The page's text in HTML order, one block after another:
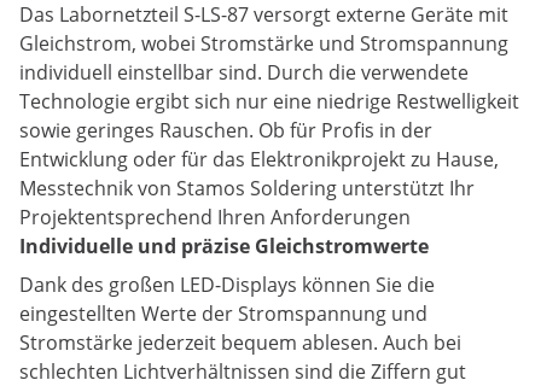
Das Labornetzteil S-LS-87 versorgt externe Geräte mit
Gleichstrom, wobei Stromstärke und Stromspannung
individuell einstellbar sind. Durch die verwendete
Technologie ergibt sich nur eine niedrige Restwelligkeit
sowie geringes Rauschen. Ob für Profis in der
Entwicklung oder für das Elektronikprojekt zu Hause,
Messtechnik von Stamos Soldering unterstützt Ihr
Projektentsprechend Ihren Anforderungen
Individuelle und präzise Gleichstromwerte
Dank des großen LED-Displays können Sie die
eingestellten Werte der Stromspannung und
Stromstärke jederzeit bequem ablesen. Auch bei
schlechten Lichtverhältnissen sind die Ziffern gut